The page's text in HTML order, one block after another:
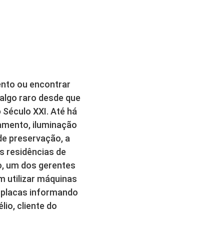
ou encontrar
raro desde que
XXI. Até há
iluminação
preservação, a
residências de
um dos gerentes
utilizar máquinas
informando
cliente do